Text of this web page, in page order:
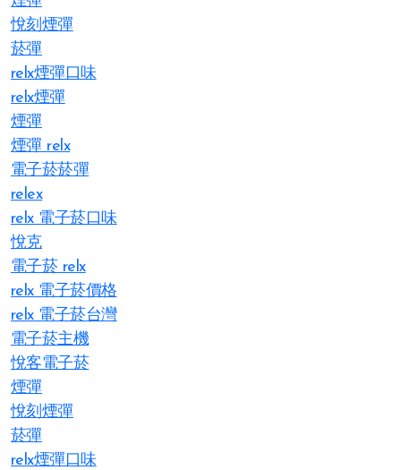
悅刻煙彈
菸彈
relx煙彈口味
relx煙彈
煙彈
煙彈 relx
電子菸菸彈
relex
relx 電子菸口味
悅克
電子菸 relx
relx 電子菸價格
relx 電子菸台灣
電子菸主機
悅客電子菸
煙彈
悅刻煙彈
菸彈
relx煙彈口味